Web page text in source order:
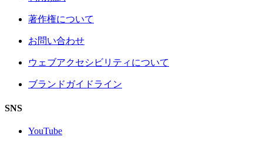
著作権について
お問い合わせ
ウェブアクセシビリティについて
ブランドガイドライン
SNS
YouTube